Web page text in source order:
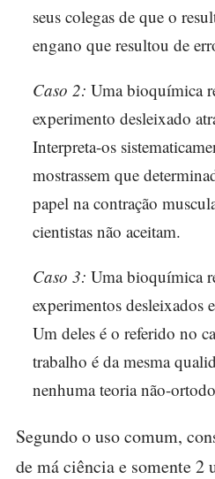
seus colegas de que o
engano que resultou de
Caso 2: Uma bioquímica
experimento desleixado
Interpreta-os
mostrassem que
papel na contração
cientistas não aceitam.
Caso 3: Uma bioquímica
experimentos desleixados
Um deles é o referido no
trabalho é da mesma
nenhuma teoria não-
Segundo o uso comum,
de má ciência e somente 2